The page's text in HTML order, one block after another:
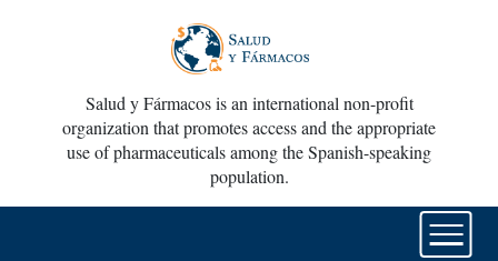
Salud y Fármacos is an international non-profit
organization that promotes access and the appropriate
use of pharmaceuticals among the Spanish-speaking
population.